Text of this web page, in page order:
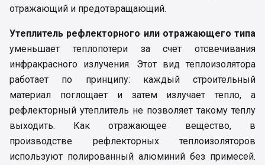
отражающий и предотвращающий.
Утеплитель рефлекторного или отражающего типа
уменьшает теплопотери за счет отсвечивания
инфракрасного излучения. Этот вид теплоизолятора
работает по принципу: каждый строительный
материал поглощает и затем излучает тепло, а
рефлекторный утеплитель не позволяет такому теплу
выходить. Как отражающее вещество, в
производстве рефлекторных теплоизоляторов
используют полированный алюминий без примесей.